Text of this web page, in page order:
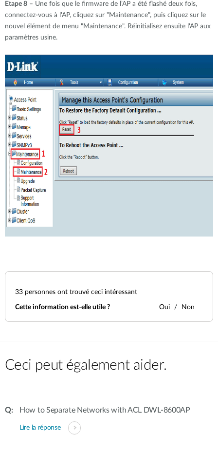
Etape 8 – Une fois que le firmware de l’AP a été flashé deux fois,
connectez-vous à l'AP, cliquez sur "Maintenance", puis cliquez sur le
nouvel élément de menu "Maintenance". Réinitialisez ensuite l'AP aux
paramètres usine.
33 personnes ont trouvé ceci intéressant
Cette information est-elle utile ? Oui Non
Ceci peut également aider.
How to Separate Networks with ACL DWL-8600AP
Lire la réponse